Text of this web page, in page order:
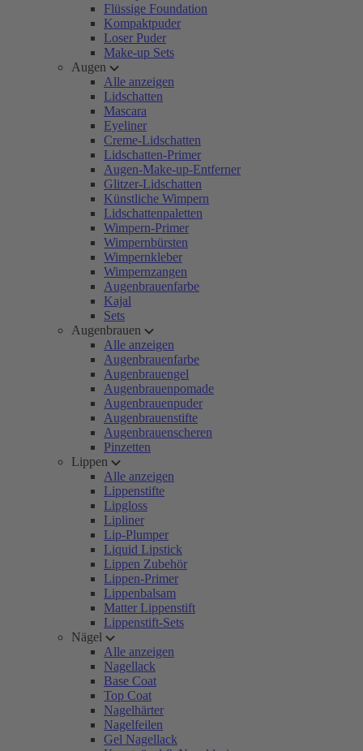
Flüssige Foundation
Kompaktpuder
Loser Puder
Make-up Sets
Augen
Alle anzeigen
Lidschatten
Mascara
Eyeliner
Creme-Lidschatten
Lidschatten-Primer
Augen-Make-up-Entferner
Glitzer-Lidschatten
Künstliche Wimpern
Lidschattenpaletten
Wimpern-Primer
Wimpernbürsten
Wimpernkleber
Wimpernzangen
Augenbrauenfarbe
Kajal
Sets
Augenbrauen
Alle anzeigen
Augenbrauenfarbe
Augenbrauengel
Augenbrauenpomade
Augenbrauenpuder
Augenbrauenstifte
Augenbrauenscheren
Pinzetten
Lippen
Alle anzeigen
Lippenstifte
Lipgloss
Lipliner
Lip-Plumper
Liquid Lipstick
Lippen Zubehör
Lippen-Primer
Lippenbalsam
Matter Lippenstift
Lippenstift-Sets
Nägel
Alle anzeigen
Nagellack
Base Coat
Top Coat
Nagelhärter
Nagelfeilen
Gel Nagellack